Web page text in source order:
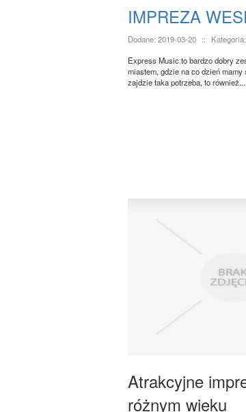
IMPREZA
Dodane: 2019-03-20 ::
Express Music to bardzo dobry
miastem, gdzie na co dzień
zajdzie taka potrzeba, to również...
Atrakcyjne
różnym wieku